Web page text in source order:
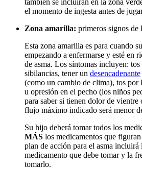
el momento de ingesta antes de
Zona amarilla: primeros signos de
Esta zona amarilla es para cuando
empezando a enfermarse y esté en
de asma. Los síntomas incluyen:
sibilancias, tener un desencadenante
(como un cambio de clima), tos por
u opresión en el pecho (los niños
para saber si tienen dolor de
flujo máximo indicado será menor
Su hijo deberá tomar todos los
MÁS los medicamentos que
plan de acción para el asma incluirá
medicamento que debe tomar y la
tomarlo.